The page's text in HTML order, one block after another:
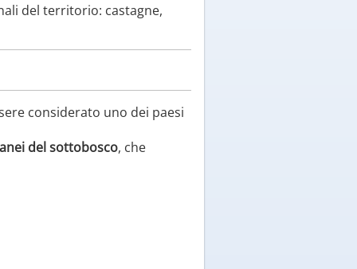
del territorio: castagne,
considerato uno dei paesi
del sottobosco, che